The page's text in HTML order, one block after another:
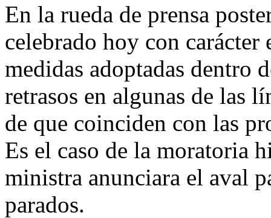
En la rueda de prensa
celebrado hoy con
medidas adoptadas dentro
retrasos en algunas de las
de que coinciden con las
Es el caso de la moratoria
ministra anunciara el aval
parados.